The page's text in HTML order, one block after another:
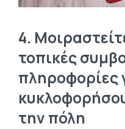
4.
τοπικές
πληροφορίες
την πόλη